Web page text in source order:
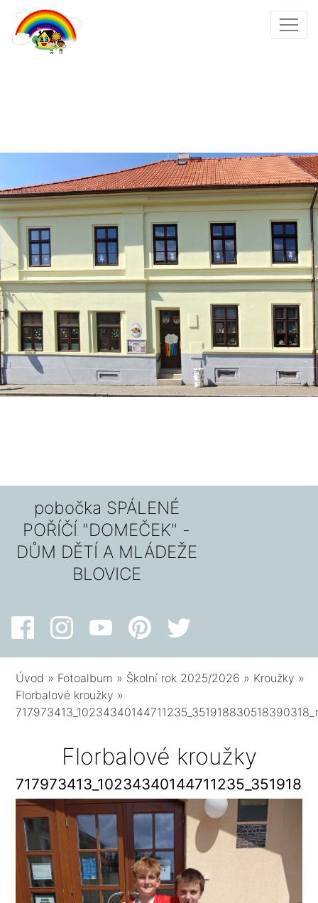
pobočka SPÁLENÉ
POŘÍČÍ "DOMEČEK" -
DŮM DĚTÍ A MLÁDEŽE
BLOVICE
Úvod » Fotoalbum » Školní rok 2025/2026 » Kroužky »
Florbalové kroužky »
Florbalové kroužky